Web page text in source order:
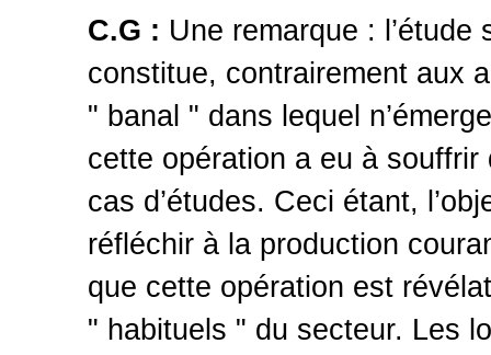
C.G : Une remarque : l’étude
constitue, contrairement aux
" banal " dans lequel
cette opération a eu à
cas d’études. Ceci étant,
réfléchir à la production
que cette opération est
" habituels " du secteur. Les